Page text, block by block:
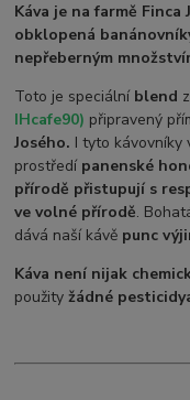
Káva je na farmě
obklopená
nepřeberným
Toto je speciální blend
IHcafe90) připravený
Josého. I tyto kávovníky
prostředí panenské
přírodě přistupují s
ve volné přírodě.
dává naší kávě punc
Káva není nijak
použityžádné pesticidy